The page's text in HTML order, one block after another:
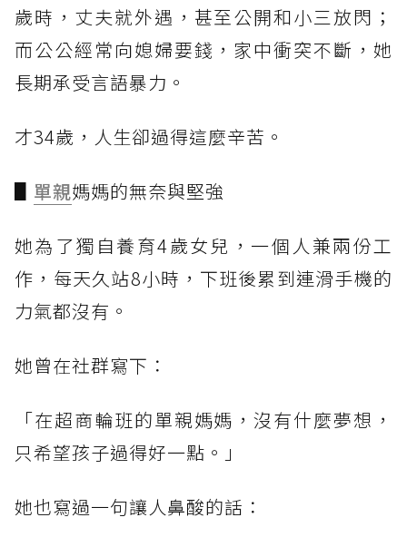
歲時，丈夫就外遇，甚至公開和小三放閃；
而公公經常向媳婦要錢，家中衝突不斷，她
長期承受言語暴力。
才34歲，人生卻過得這麼辛苦。
▋ 單親媽媽的無奈與堅強
她為了獨自養育4歲女兒，一個人兼兩份工
作，每天久站8小時，下班後累到連滑手機的
力氣都沒有。
她曾在社群寫下：
「在超商輪班的單親媽媽，沒有什麼夢想，
只希望孩子過得好一點。」
她也寫過一句讓人鼻酸的話：